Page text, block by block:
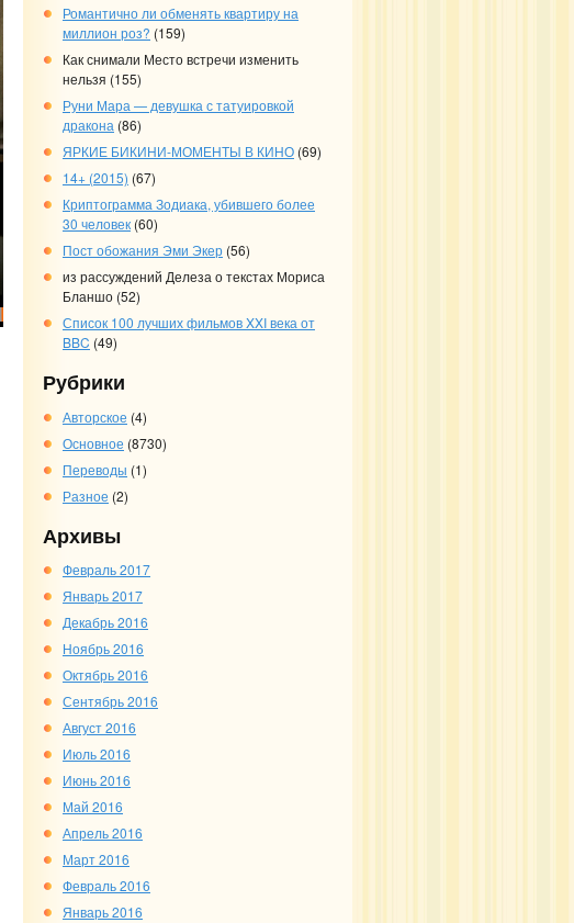
Романтично ли обменять квартиру на
миллион роз? (159)
Как снимали Место встречи изменить
нельзя (155)
Руни Мара — девушка с татуировкой
дракона (86)
ЯРКИЕ БИКИНИ-МОМЕНТЫ В КИНО (69)
14+ (2015) (67)
Криптограмма Зодиака, убившего более
30 человек (60)
Пост обожания Эми Экер (56)
из рассуждений Делеза о текстах Мориса
Бланшо (52)
Список 100 лучших фильмов XXI века от
BBC (49)
Рубрики
Авторское (4)
Основное (8730)
Переводы (1)
Разное (2)
Архивы
Февраль 2017
Январь 2017
Декабрь 2016
Ноябрь 2016
Октябрь 2016
Сентябрь 2016
Август 2016
Июль 2016
Июнь 2016
Май 2016
Апрель 2016
Март 2016
Февраль 2016
Январь 2016